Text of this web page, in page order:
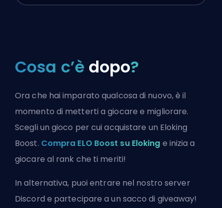
Cosa c’è dopo?
Ora che hai imparato qualcosa di nuovo, è il
momento di metterti a giocare e migliorare.
Scegli un gioco per cui acquistare un Eloking
Boost. Compra ELO Boost su Eloking e inizia a
giocare al rank che ti meriti!
In alternativa, puoientrare nel nostro server
Discord e partecipare a un sacco di giveaway!